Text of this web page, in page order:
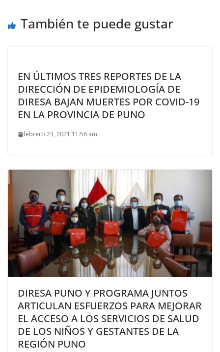
También te puede gustar
EN ÚLTIMOS TRES REPORTES DE LA
DIRECCIÓN DE EPIDEMIOLOGÍA DE
DIRESA BAJAN MUERTES POR COVID-19
EN LA PROVINCIA DE PUNO
febrero 23, 2021 11:56 am
DIRESA PUNO Y PROGRAMA JUNTOS
ARTICULAN ESFUERZOS PARA MEJORAR
EL ACCESO A LOS SERVICIOS DE SALUD
DE LOS NIÑOS Y GESTANTES DE LA
REGIÓN PUNO